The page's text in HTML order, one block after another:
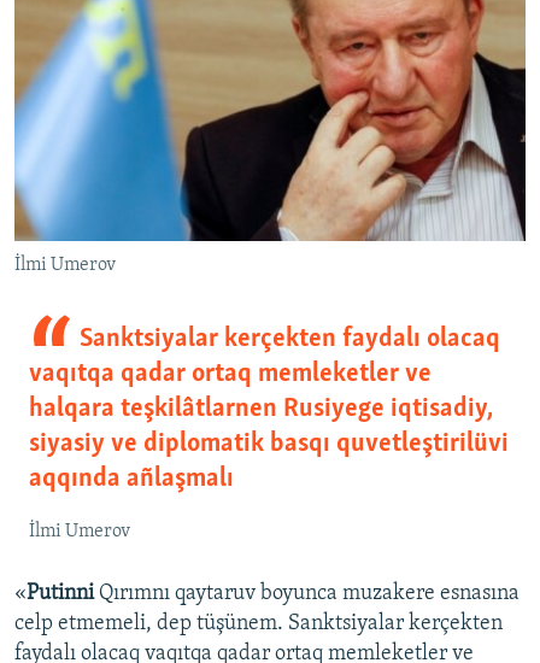
İlmi Umerov
Sanktsiyalar kerçekten faydalı olacaq
vaqıtqa qadar ortaq memleketler ve
halqara teşkilâtlarnen Rusiyege iqtisadiy,
siyasiy ve diplomatik basqı quvetleştirilüvi
aqqında añlaşmalı
İlmi Umerov
«Putinni Qırımnı qaytaruv boyunca muzakere esnasına
celp etmemeli, dep tüşünem. Sanktsiyalar kerçekten
faydalı olacaq vaqıtqa qadar ortaq memleketler ve